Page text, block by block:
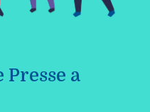
Presse a